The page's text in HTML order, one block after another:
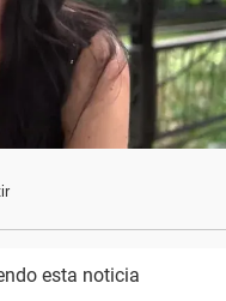
esta noticia